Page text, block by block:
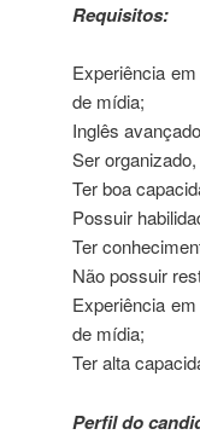
Requisitos:
Experiência
de mídia;
Inglês
Ser
Ter boa
Possuir
Ter
Não possuir
Experiência
de mídia;
Ter alta
Perfil do